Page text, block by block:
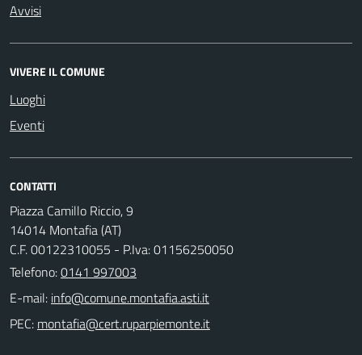
Avvisi
VIVERE IL COMUNE
Luoghi
Eventi
CONTATTI
Piazza Camillo Riccio, 9
14014 Montafia (AT)
C.F. 00122310055 - P.Iva: 01156250050
Telefono:0141 997003
E-mail:
PEC: